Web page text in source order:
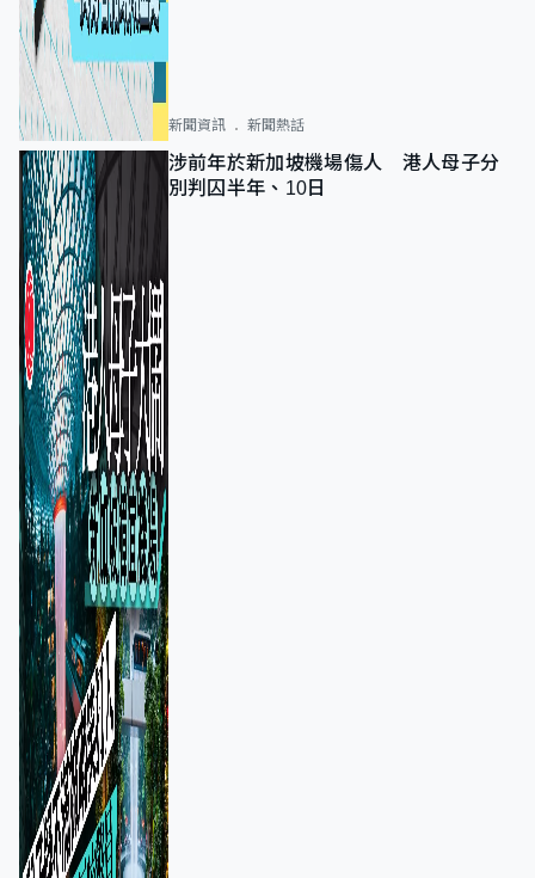
新聞資訊 新聞熱話
涉前年於新加坡機場傷人 港人母子分
別判囚半年、10日